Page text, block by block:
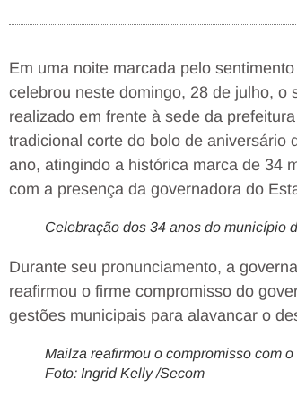
Em uma noite marcada pelo
celebrou neste domingo, 28 de julho, o
realizado em frente à sede da
tradicional corte do bolo de aniversário
ano, atingindo a histórica marca de 34
com a presença da governadora do
Celebração dos 34 anos do município
Durante seu pronunciamento, a
reafirmou o firme compromisso do
gestões municipais para alavancar o
Mailza reafirmou o compromisso com
Foto: Ingrid Kelly /Secom